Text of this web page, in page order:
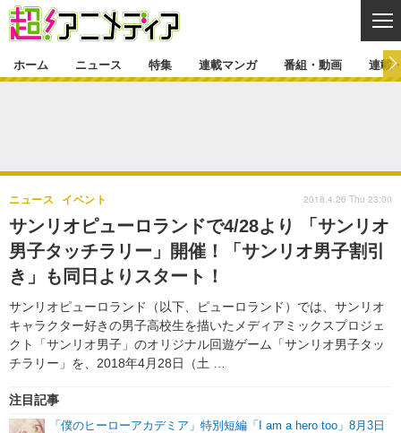
ゲーム・アプリ マンガ
グッズ イベント
声優
舞台 新帝スタ
特集一覧 カバー
ラキりす
連載マンガ
連載マンガ一覧 連載一覧
番組・動画
番組・動画一覧 ラジオ
動画
連載・ブログ
連載・ブログ一覧
編集部ブログ・お知らせ
ホーム ニュース 特集 連載マンガ 番組・動画 連載
サンリオピューロランドで4/28より 「サンリオ
男子タッチラリー」開催！「サンリオ男子割引
き」も同日よりスタート！
サンリオピューロランド（以下、ピューロランド）では、サンリオ
キャラクター好きの男子高校生を描いたメディアミックスプロジェ
クト「サンリオ男子」のオリジナル回遊ゲーム「サンリオ男子タッ
チラリー」を、2018年4月28日（土 …
ニュース イベント
注目記事
「僕のヒーローアカデミア」特別短編「I am a hero too」8月3日
2018.4.26 Thu 23:00